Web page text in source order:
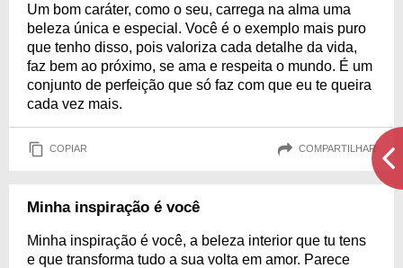
Um bom caráter, como o seu, carrega na alma uma
beleza única e especial. Você é o exemplo mais puro
que tenho disso, pois valoriza cada detalhe da vida,
faz bem ao próximo, se ama e respeita o mundo. É um
conjunto de perfeição que só faz com que eu te queira
cada vez mais.
COPIAR COMPARTILHAR
Minha inspiração é você
Minha inspiração é você, a beleza interior que tu tens
e que transforma tudo a sua volta em amor. Parece